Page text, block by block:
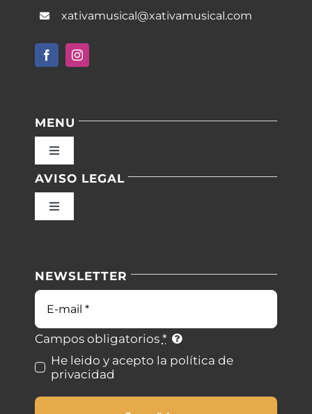
xativamusical@xativamusical.com
MENU
Toggle
Inicio
Blog
Contacto
AVISO LEGAL
Toggle
Condiciones de uso
Ley de cookies
Desistimiento
NEWSLETTER
Correo
electrónico
Campos obligatorios *
He leido y acepto la política de
privacidad